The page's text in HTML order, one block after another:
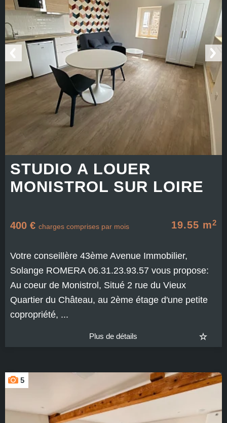
STUDIO A LOUER
MONISTROL SUR LOIRE
19.55 m2
400 € charges comprises par mois
Votre conseillère 43ème Avenue Immobilier,
Solange ROMERA 06.31.23.93.57 vous propose:
Au coeur de Monistrol, Situé 2 rue du Vieux
Quartier du Château, au 2ème étage d'une petite
copropriété, ...
Plus de détails
5